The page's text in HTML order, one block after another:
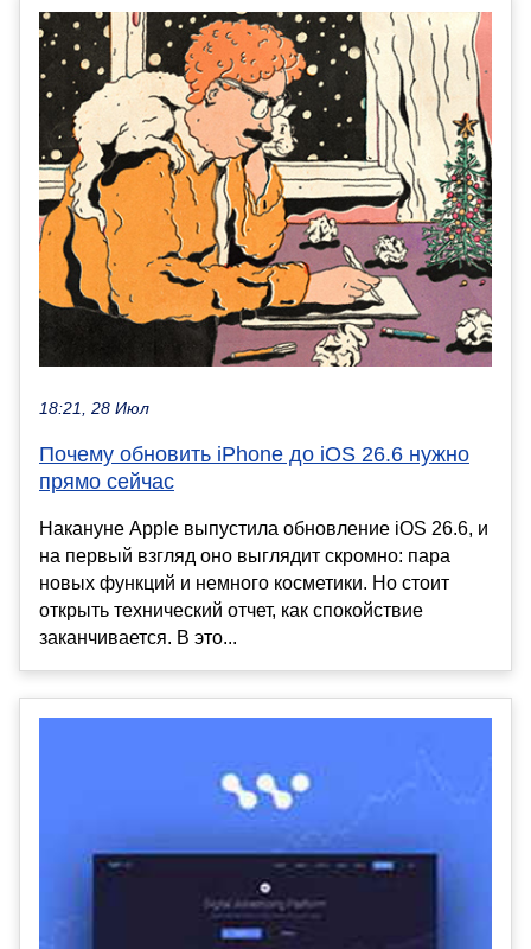
18:21, 28 Июл
Почему обновить iPhone до iOS 26.6 нужно
прямо сейчас
Накануне Apple выпустила обновление iOS 26.6, и
на первый взгляд оно выглядит скромно: пара
новых функций и немного косметики. Но стоит
открыть технический отчет, как спокойствие
заканчивается. В это...